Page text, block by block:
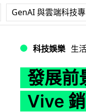
GenAI 與雲端科技
科技娛樂 生
發展前
Vive